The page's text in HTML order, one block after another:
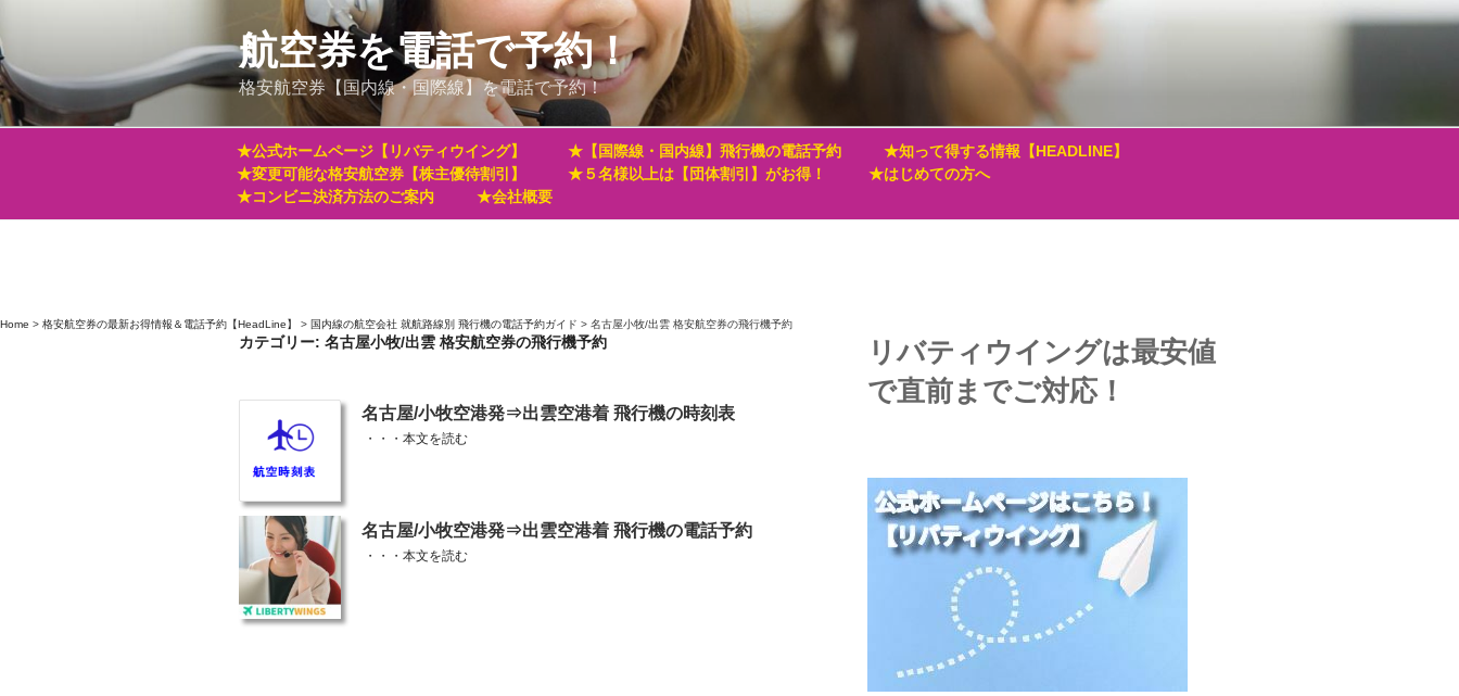
ン
テ
ン
ツ
ッ
航空券を電話で予約！
格安航空券【国内線・国際線】を電話で予約！
★公式ホームページ【リバティウイング】 ★【国際線・国内線】飛行機の電話予約
★知って得する情報【HEADLINE】
★変更可能な格安航空券【株主優待割引】
★５名様以上は【団体割引】がお得！
★はじめての方へ
★コンビニ決済方法のご案内
★会社概要
Home > 格安航空券の最新お得情報＆電話予約【HeadLine】 > 国内線の航空会社 就航路線別 飛行機の電話予約ガイド > 名古屋小牧/出雲 格安航空券の飛行機予約
カテゴリー: 名古屋小牧/出雲 格安航空券の飛行機予約
投
稿
日:
名古屋/小牧空港発⇒出雲空港着 飛行機の時刻表
・・・本文を読む
投
稿
日:
名古屋/小牧空港発⇒出雲空港着 飛行機の電話予約
・・・本文を読む
リバティウイングは最安値
で直前までご対応！